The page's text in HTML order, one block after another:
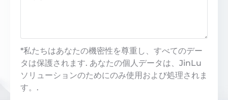
*私たちはあなたの機密性を尊重し、すべてのデー
タは保護されます. あなたの個人データは、JinLu
ソリューションのためにのみ使用および処理されま
す。.